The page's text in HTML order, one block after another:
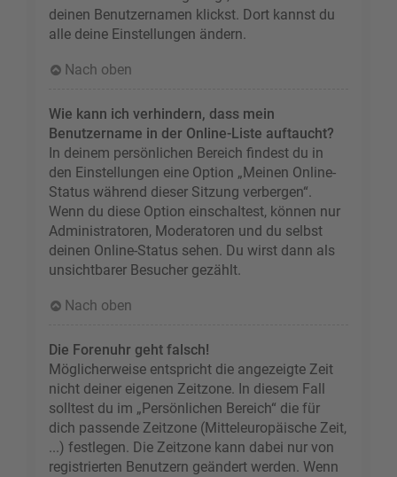
deinen Benutzernamen klickst. Dort kannst du
alle deine Einstellungen ändern.
Nach oben
Wie kann ich verhindern, dass mein
Benutzername in der Online-Liste auftaucht?
In deinem persönlichen Bereich findest du in
den Einstellungen eine Option „Meinen Online-
Status während dieser Sitzung verbergen“.
Wenn du diese Option einschaltest, können nur
Administratoren, Moderatoren und du selbst
deinen Online-Status sehen. Du wirst dann als
unsichtbarer Besucher gezählt.
Nach oben
Die Forenuhr geht falsch!
Möglicherweise entspricht die angezeigte Zeit
nicht deiner eigenen Zeitzone. In diesem Fall
solltest du im „Persönlichen Bereich“ die für
dich passende Zeitzone (Mitteleuropäische Zeit,
...) festlegen. Die Zeitzone kann dabei nur von
registrierten Benutzern geändert werden. Wenn